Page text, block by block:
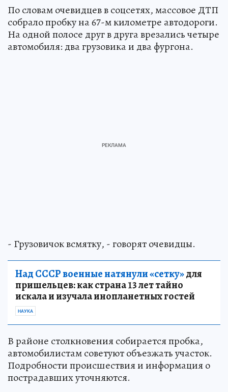
По словам очевидцев в соцсетях, массовое ДТП
собрало пробку на 67-м километре автодороги.
На одной полосе друг в друга врезались четыре
автомобиля: два грузовика и два фургона.
- Грузовичок всмятку, - говорят очевидцы.
Над СССР военные натянули «сетку»для
пришельцев: как страна 13 лет тайно
искала и изучала инопланетных гостей
НАУКА
В районе столкновения собирается пробка,
автомобилистам советуют объезжать участок.
Подробности происшествия и информация о
пострадавших уточняются.